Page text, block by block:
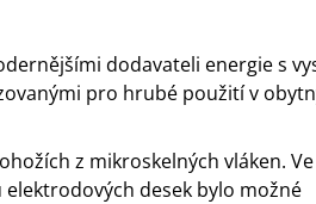
dodavateli energie s
pro hrubé použití v
z mikroskelných vláken.
desek bylo možné